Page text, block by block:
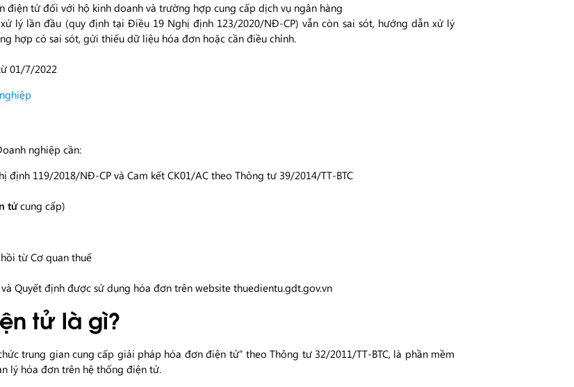
tử đối với hộ kinh doanh và trường hợp cung cấp dịch vụ ngân hàng
lý lần đầu (quy định tại Điều 19 Nghị định 123/2020/NĐ-CP) vẫn còn sai sót, hướng dẫn xử lý
hợp có sai sót, gửi thiếu dữ liệu hóa đơn hoặc cần điều chỉnh.
01/7/2022
nghiệp cần:
119/2018/NĐ-CP và Cam kết CK01/AC theo Thông tư 39/2014/TT-BTC
tửcung cấp)
từ Cơ quan thuế
Quyết định được sử dụng hóa đơn trên website thuedientu.gdt.gov.vn
tử là gì?
trung gian cung cấp giải pháp hóa đơn điện tử” theo Thông tư 32/2011/TT-BTC, là phần mềm
lý hóa đơn trên hệ thống điện tử.